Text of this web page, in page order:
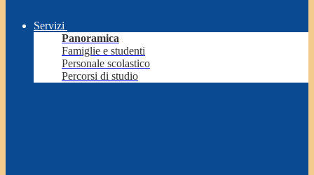
Servizi
Panoramica
Famiglie e studenti
Personale scolastico
Percorsi di studio